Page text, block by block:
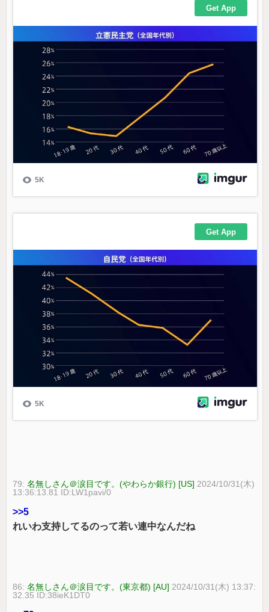
79:名無しさん＠涙目です。(やわらか銀行) [US] 2024/10/31(木)
13:36:13.81 ID:LW1pavi/0
>>5
れいわ支持してるのって若い連中なんだね
86:名無しさん＠涙目です。(東京都) [AU] 2024/10/31(木) 13:37:
32.35 ID:38ieK1DT0